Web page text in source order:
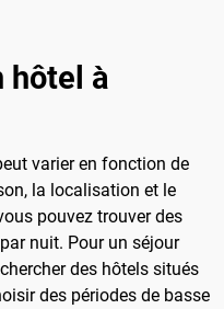
hôtel à
varier en fonction de
la localisation et le
pouvez trouver des
nuit. Pour un séjour
des hôtels situés
des périodes de basse